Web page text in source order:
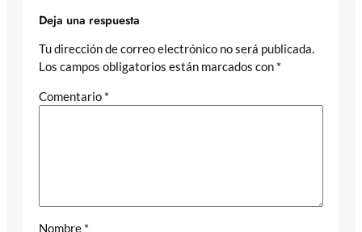
Deja una respuesta
Tu dirección de correo electrónico no será publicada.
Los campos obligatorios están marcados con *
Comentario *
Nombre *